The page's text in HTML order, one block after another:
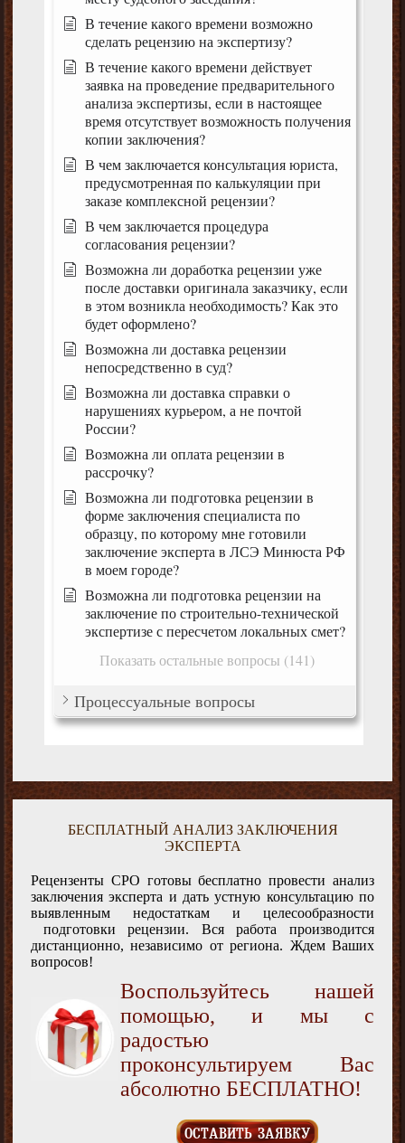
В течение какого времени возможно
сделать рецензию на экспертизу?
В течение какого времени действует
заявка на проведение предварительного
анализа экспертизы, если в настоящее
время отсутствует возможность получения
копии заключения?
В чем заключается консультация юриста,
предусмотренная по калькуляции при
заказе комплексной рецензии?
В чем заключается процедура
согласования рецензии?
Возможна ли доработка рецензии уже
после доставки оригинала заказчику, если
в этом возникла необходимость? Как это
будет оформлено?
Возможна ли доставка рецензии
непосредственно в суд?
Возможна ли доставка справки о
нарушениях курьером, а не почтой
России?
Возможна ли оплата рецензии в
рассрочку?
Возможна ли подготовка рецензии в
форме заключения специалиста по
образцу, по которому мне готовили
заключение эксперта в ЛСЭ Минюста РФ
в моем городе?
Возможна ли подготовка рецензии на
заключение по строительно-технической
экспертизе с пересчетом локальных смет?
Показать остальные вопросы (141)
Процессуальные вопросы
БЕСПЛАТНЫЙ АНАЛИЗ ЗАКЛЮЧЕНИЯ
ЭКСПЕРТА
Рецензенты СРО готовы бесплатно провести анализ
заключения эксперта и дать устную консультацию по
выявленным недостаткам и целесообразности
подготовки рецензии. Вся работа производится
дистанционно, независимо от региона. Ждем Ваших
вопросов!
Воспользуйтесь нашей
помощью, и мы с
радостью
проконсультируем Вас
абсолютно БЕСПЛАТНО!
ОСТАВИТЬ ЗАЯВКУ